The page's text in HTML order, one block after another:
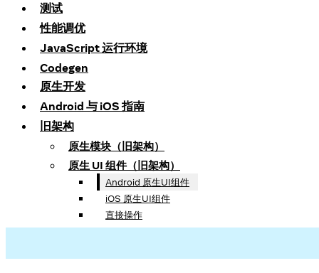
测试
性能调优
JavaScript 运行环境
Codegen
原生开发
Android 与 iOS 指南
旧架构
原生模块（旧架构）
原生 UI 组件（旧架构）
Android 原生UI组件
iOS 原生UI组件
直接操作